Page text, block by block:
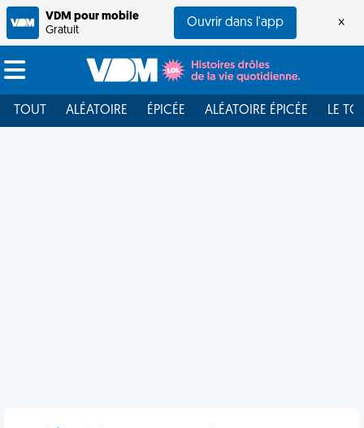
VDM pour mobile
Gratuit
Ouvrir dans l'app ×
TOUT ALÉATOIRE ÉPICÉE ALÉATOIRE ÉPICÉE LE